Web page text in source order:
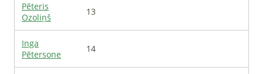
Pēteris
Ozoliņš
13
Inga
Pētersone
14